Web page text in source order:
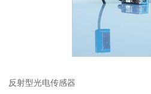
反射型光电传感器